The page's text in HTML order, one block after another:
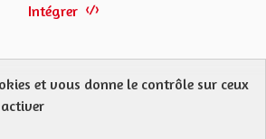
Intégrer
et vous donne le contrôle sur ceux